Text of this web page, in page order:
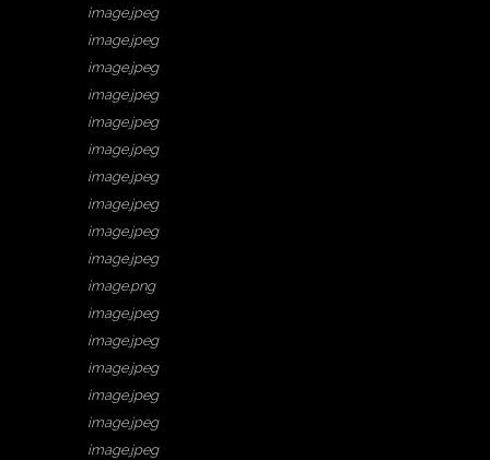
image.jpeg
image.jpeg
image.jpeg
image.jpeg
image.jpeg
image.jpeg
image.jpeg
image.jpeg
image.jpeg
image.jpeg
image.png
image.jpeg
image.jpeg
image.jpeg
image.jpeg
image.jpeg
image.jpeg